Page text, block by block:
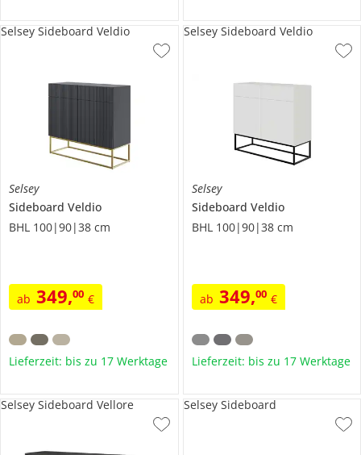
Selsey
Sideboard Veldio
BHL 100|90|38 cm
ab 349,00 €
Selsey Sideboard Veldio
Lieferzeit: bis zu 17 Werktage
Selsey
Sideboard Veldio
BHL 100|90|38 cm
ab 349,00 €
Selsey Sideboard Veldio
Lieferzeit: bis zu 17 Werktage
Selsey Sideboard Vellore Selsey Sideboard